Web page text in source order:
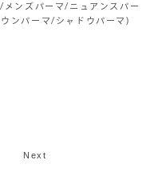
ンズパーマ/ニュアンスパー
ンパーマ/シャドウパーマ)
Next